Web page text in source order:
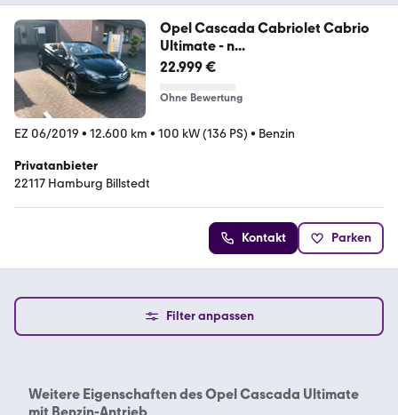
Opel Cascada Cabriolet Cabrio
Ultimate - n...
22.999 €
Ohne Bewertung
EZ 06/2019 • 12.600 km • 100 kW (136 PS) • Benzin
Privatanbieter
22117 Hamburg Billstedt
Kontakt Parken
Filter anpassen
Weitere Eigenschaften desOpel Cascada Ultimate
mit Benzin-Antrieb